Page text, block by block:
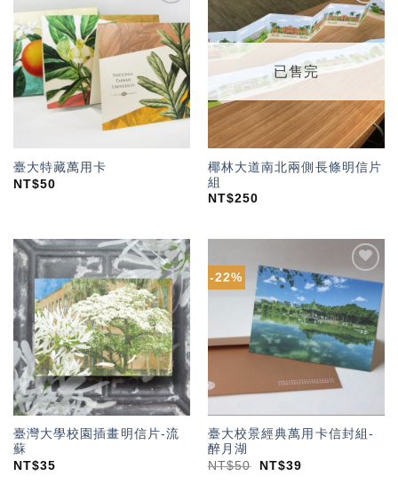
加入
「願
望輕
單」
臺大特藏萬用卡
NT$50
加入
「願
望輕
單」
已售完
椰林大道南北兩側長條明信片
組
NT$250
加入
「願
望輕
單」
臺灣大學校園插畫明信片-流
蘇
NT$35
-22%
加入
「願
望輕
單」
臺大校景經典萬用卡信封組-
醉月湖
NT$50 NT$39